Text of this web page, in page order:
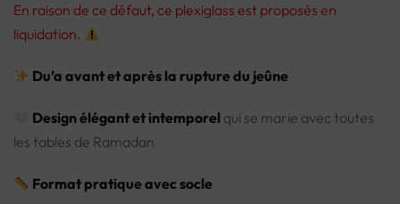
En raison de ce défaut, ce plexiglass est proposés en
liquidation.
Du’a avant et après la rupture du jeûne
Design élégant et intemporel qui se marie avec toutes
les tables de Ramadan
Format pratique avec socle